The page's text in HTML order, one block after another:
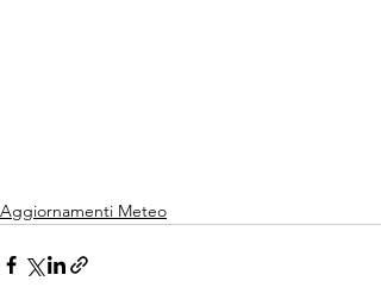
Aggiornamenti Meteo